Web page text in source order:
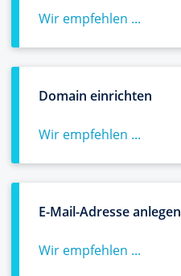
Wir empfehlen ...
Domain einrichten
Wir empfehlen ...
E-Mail-Adresse anlegen
Wir empfehlen ...